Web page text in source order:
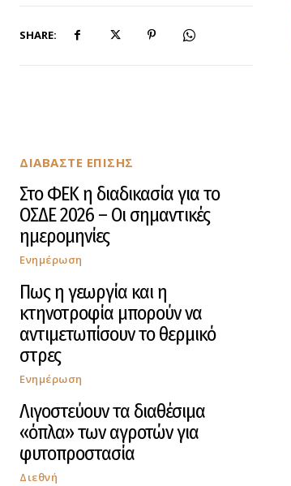
SHARE:
ΔΙΑΒΑΣΤΕ ΕΠΙΣΗΣ
Στο ΦΕΚ η διαδικασία για το
ΟΣΔΕ 2026 – Οι σημαντικές
ημερομηνίες
Ενημέρωση
Πως η γεωργία και η
κτηνοτροφία μπορούν να
αντιμετωπίσουν το θερμικό
στρες
Ενημέρωση
Λιγοστεύουν τα διαθέσιμα
«όπλα» των αγροτών για
φυτοπροστασία
Διεθνή